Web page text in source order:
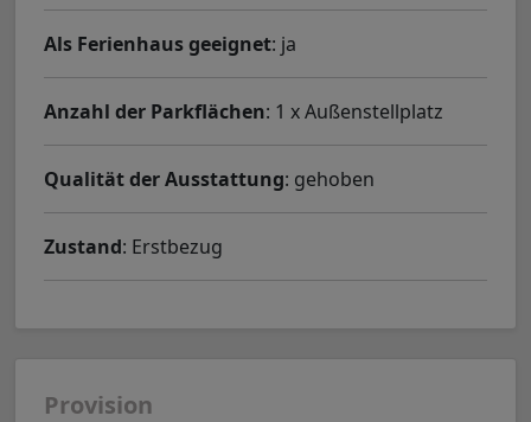
Als Ferienhaus geeignet: ja
Anzahl der Parkflächen: 1 x Außenstellplatz
Qualität der Ausstattung: gehoben
Zustand: Erstbezug
Provision